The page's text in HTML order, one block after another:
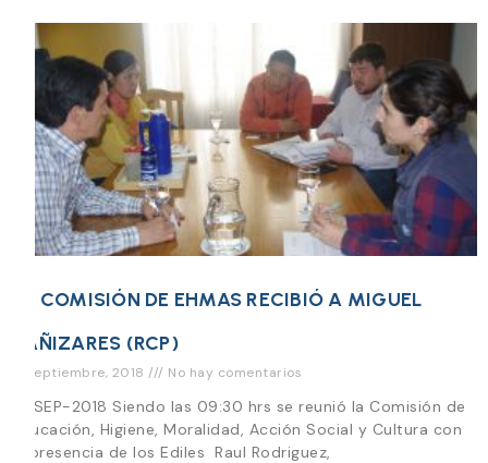
LA COMISIÓN DE EHMAS RECIBIÓ A MIGUEL
CAÑIZARES (RCP)
17 septiembre, 2018 No hay comentarios
17-SEP-2018 Siendo las 09:30 hrs se reunió la Comisión de
Educación, Higiene, Moralidad, Acción Social y Cultura con
la presencia de los Ediles Raul Rodriguez,